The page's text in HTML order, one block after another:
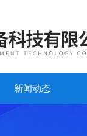
新闻动态